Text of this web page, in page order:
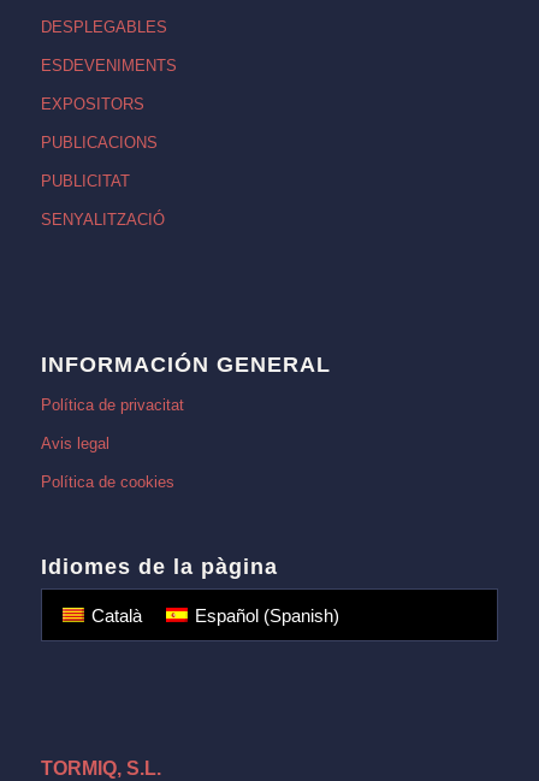
DESPLEGABLES
ESDEVENIMENTS
EXPOSITORS
PUBLICACIONS
PUBLICITAT
SENYALITZACIÓ
INFORMACIÓN GENERAL
Política de privacitat
Avis legal
Política de cookies
Idiomes de la pàgina
Català Español(Spanish)
TORMIQ, S.L.